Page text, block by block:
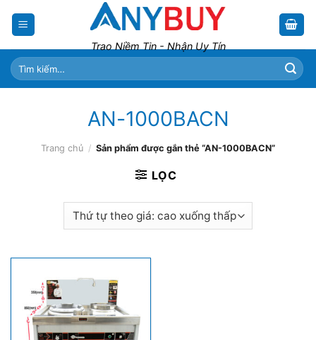
Trao Niềm Tin - Nhận Uy Tín
Tìm
kiếm:
AN-1000BACN
Trang chủ / Sản phẩm được gắn thẻ “AN-1000BACN”
LỌC